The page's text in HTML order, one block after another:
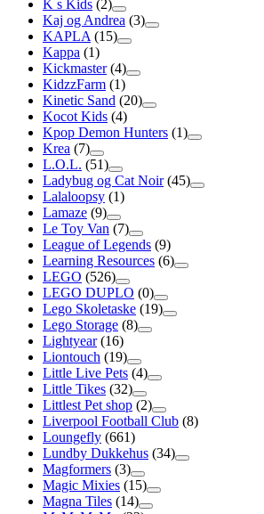
K s Kids (2)
Kaj og Andrea (3)
KAPLA (15)
Kappa (1)
Kickmaster (4)
KidzzFarm (1)
Kinetic Sand (20)
Kocot Kids (4)
Kpop Demon Hunters (1)
Krea (7)
L.O.L. (51)
Ladybug og Cat Noir (45)
Lalaloopsy (1)
Lamaze (9)
Le Toy Van (7)
League of Legends (9)
Learning Resources (6)
LEGO (526)
LEGO DUPLO (0)
Lego Skoletaske (19)
Lego Storage (8)
Lightyear (16)
Liontouch (19)
Little Live Pets (4)
Little Tikes (32)
Littlest Pet shop (2)
Liverpool Football Club (8)
Loungefly (661)
Lundby Dukkehus (34)
Magformers (3)
Magic Mixies (15)
Magna Tiles (14)